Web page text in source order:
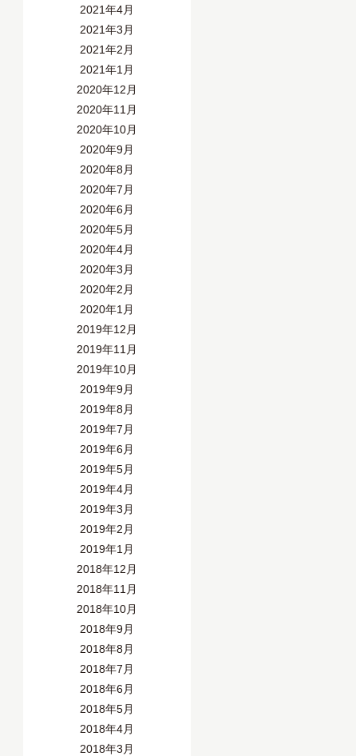
2021年4月
2021年3月
2021年2月
2021年1月
2020年12月
2020年11月
2020年10月
2020年9月
2020年8月
2020年7月
2020年6月
2020年5月
2020年4月
2020年3月
2020年2月
2020年1月
2019年12月
2019年11月
2019年10月
2019年9月
2019年8月
2019年7月
2019年6月
2019年5月
2019年4月
2019年3月
2019年2月
2019年1月
2018年12月
2018年11月
2018年10月
2018年9月
2018年8月
2018年7月
2018年6月
2018年5月
2018年4月
2018年3月